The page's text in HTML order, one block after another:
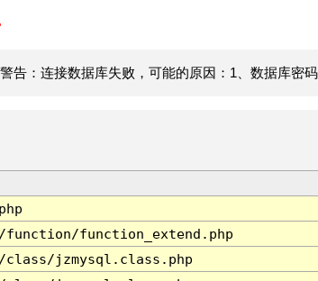
告：连接数据库失败，可能的原因：1、数据库密
function/function_extend.php
class/jzmysql.class.php